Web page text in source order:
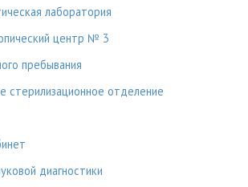
лаборатория
центр № 3
пребывания
стерилизационное отделение
диагностики